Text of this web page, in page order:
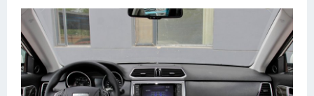
Шкода
Вертолеты
Мазда